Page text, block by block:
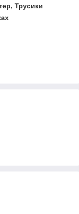
Трусики